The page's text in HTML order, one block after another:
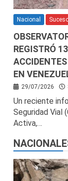
Nacional
REGISTRÓ
EN
29/07/2026
Un reciente
Seguridad Vial
Activa,…